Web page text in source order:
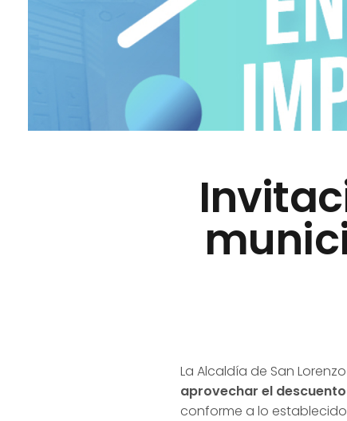
La Alcaldía de San
aprovechar el
conforme a lo